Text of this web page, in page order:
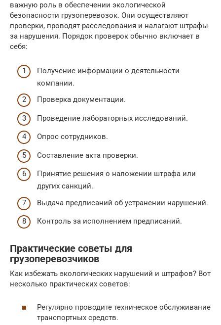
важную роль в обеспечении экологической
безопасности грузоперевозок. Они осуществляют
проверки, проводят расследования и налагают штрафы
за нарушения. Порядок проверок обычно включает в
себя:
Получение информации о деятельности
компании.
Проверка документации.
Проведение лабораторных исследований.
Опрос сотрудников.
Составление акта проверки.
Принятие решения о наложении штрафа или
других санкций.
Выдача предписаний об устранении нарушений.
Контроль за исполнением предписаний.
Практические советы для
грузоперевозчиков
Как избежать экологических нарушений и штрафов? Вот
несколько практических советов:
Регулярно проводите техническое обслуживание
транспортных средств.